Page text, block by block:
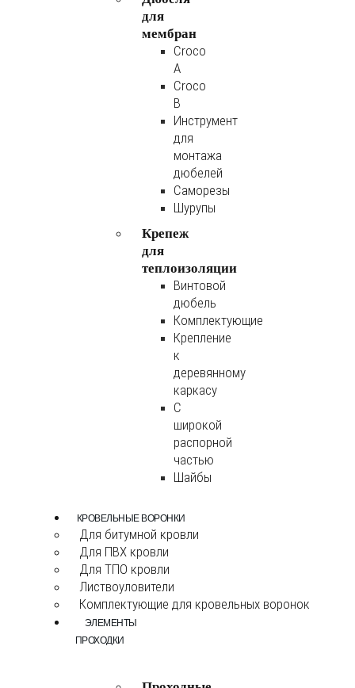
для
мембран
Croco
A
Croco
B
Инструмент
для
монтажа
дюбелей
Саморезы
Шурупы
Крепеж
для
теплоизоляции
Винтовой
дюбель
Комплектующие
Крепление
к
деревянному
каркасу
С
широкой
распорной
частью
Шайбы
КРОВЕЛЬНЫЕ ВОРОНКИ
Для битумной кровли
Для ПВХ кровли
Для ТПО кровли
Листвоуловители
Комплектующие для кровельных воронок
ЭЛЕМЕНТЫ
ПРОХОДКИ